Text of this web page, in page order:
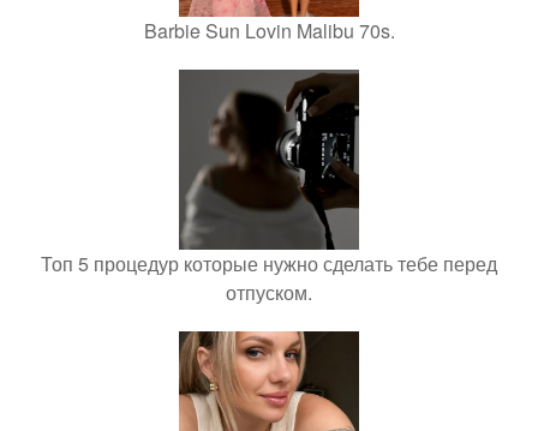
Barbie Sun Lovin Malibu 70s.
Топ 5 процедур которые нужно сделать тебе перед
отпуском.